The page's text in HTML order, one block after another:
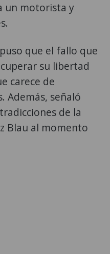
un motorista y
que el fallo que
su libertad
carece de
Además, señaló
de la
Blau al momento